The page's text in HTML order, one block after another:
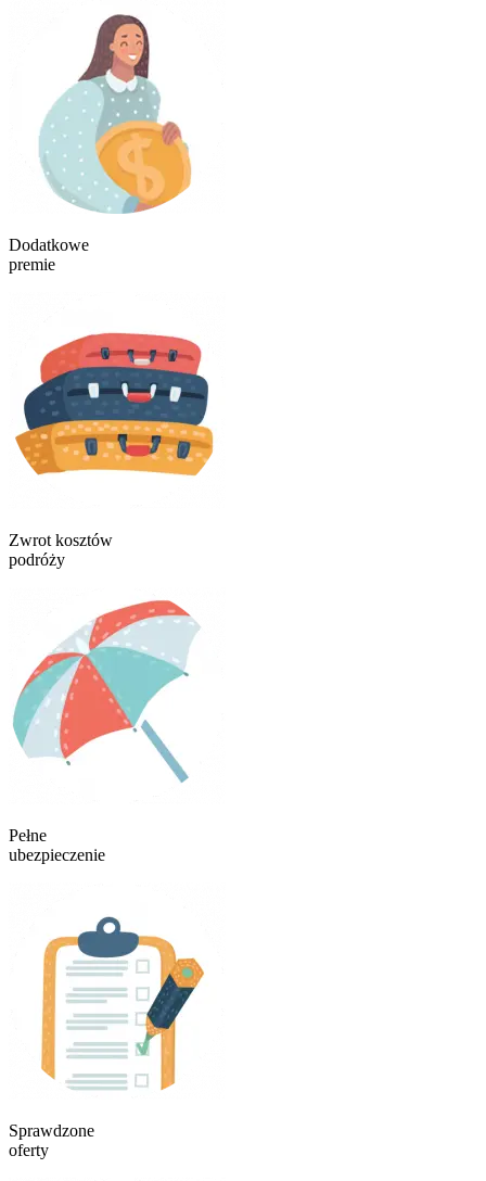
Dodatkowe
premie
Zwrot kosztów
podróży
Pełne
ubezpieczenie
Sprawdzone
oferty